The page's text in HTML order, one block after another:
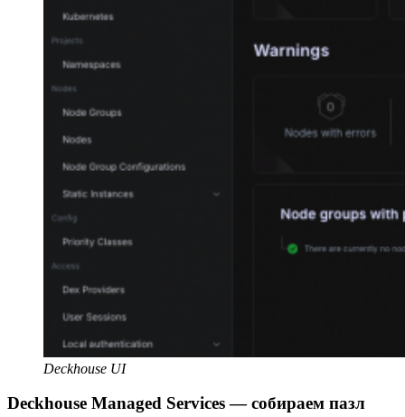
Deckhouse UI
Deckhouse Managed Services — собираем пазл